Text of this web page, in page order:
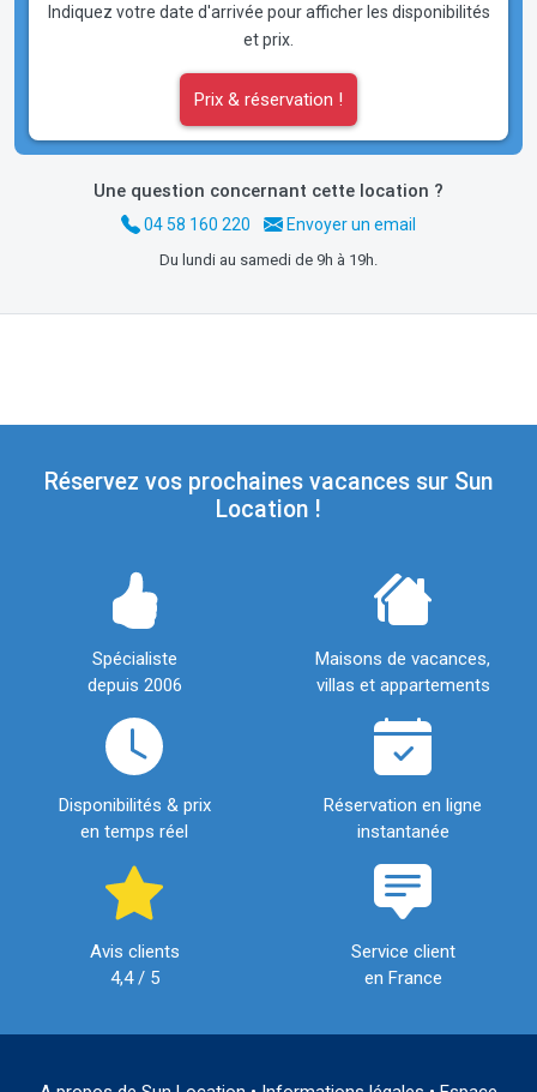
Indiquez votre date d'arrivée pour afficher les disponibilités
et prix.
Prix & réservation !
Une question concernant cette location ?
04 58 160 220 Envoyer un email
Du lundi au samedi de 9h à 19h.
Réservez vos prochaines vacances sur Sun
Location !
Spécialiste
depuis 2006
Maisons de vacances,
villas et appartements
Disponibilités & prix
en temps réel
Réservation en ligne
instantanée
Avis clients
4,4 / 5
Service client
en France